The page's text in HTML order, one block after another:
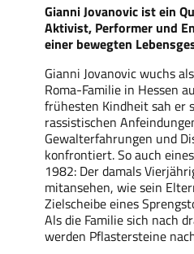
Gianni Jovanovic ist ein
Aktivist, Performer und
einer bewegten
Gianni Jovanovic wuchs
Roma-Familie in Hessen
frühesten Kindheit sah er
rassistischen
Gewalterfahrungen und
konfrontiert. So auch
1982: Der damals
mitansehen, wie sein
Zielscheibe eines
Als die Familie sich nach
werden Pflastersteine